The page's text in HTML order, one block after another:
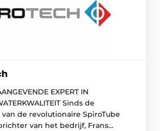
EXPERT IN
Sinds de
de revolutionaire SpiroTube
van het bedrijf, Frans